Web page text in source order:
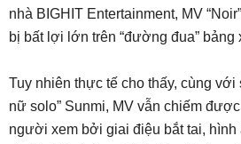
nhà BIGHIT Entertainment, MV
bị bất lợi lớn trên “đường đua” bảng
Tuy nhiên thực tế cho thấy, cùng với
nữ solo” Sunmi, MV vẫn chiếm
người xem bởi giai điệu bắt tai,